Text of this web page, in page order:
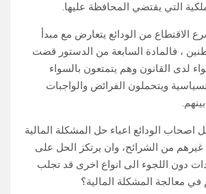
التي يقتضي المحافظة عليها.
الاقتطاع من الودائع يتعارض مع مبدأ
، فالمادة السابعة من الدستور قضت
لدى القانون وهم يتمتعون بالسواء
ويتحملون الفرائض والواجبات
الودائع اعباء حل المشكلة المالية
غيرهم من الشرائح، وان يرتكز الحل على
دون اللجوء الى انواع اخرى قد تجلب
معالجة المشكلة المالية؟